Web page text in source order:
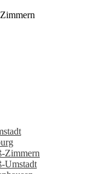
Zimmern
Umstadt